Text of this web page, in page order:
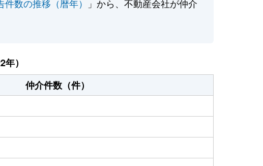
数の推移（暦年）
」から、不動産会社が仲介
）
仲介件数（件）